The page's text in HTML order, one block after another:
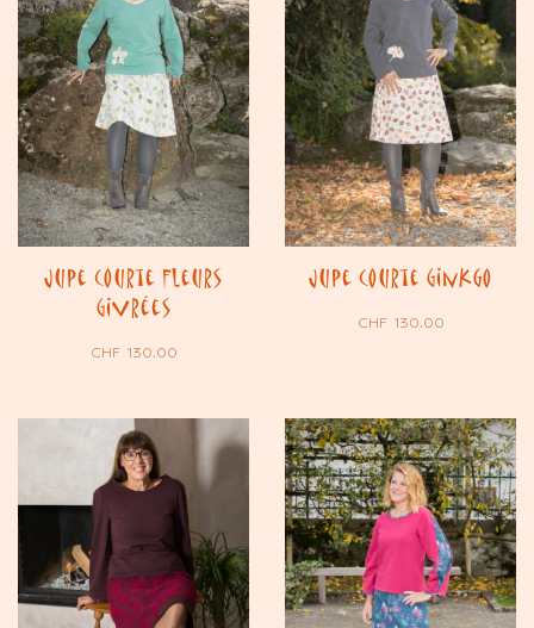
Jupe courte Fleurs
Givrées
CHF130.00
Jupe courte Ginkgo
CHF130.00